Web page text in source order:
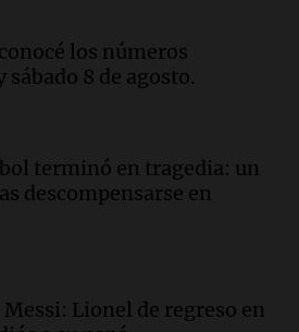
"Sin Jorge, no sé si
llegado adonde llegó"
y el sueño argentino de
una entrevista con Rony
de Agostina Vega, tras
los números
sábado 8 de agosto.
terminó en tragedia: un
descompensarse en
Messi: Lionel de regreso en